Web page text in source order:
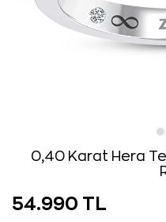
0,40 Karat Hera
54.990 TL